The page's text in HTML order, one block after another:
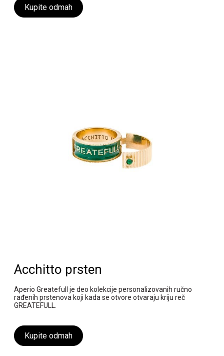
Kupite odmah
Acchitto prsten
Aperio Greatefull je deo kolekcije personalizovanih ručno
rađenih prstenova koji kada se otvore otvaraju kriju reč
GREATEFULL.
Kupite odmah